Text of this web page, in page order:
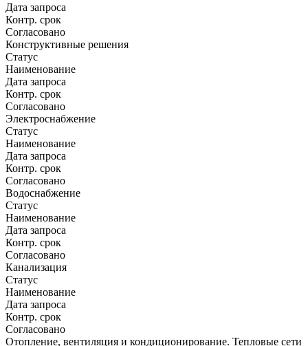
Дата запроса
Контр. срок
Согласовано
Конструктивные решения
Статус
Наименование
Дата запроса
Контр. срок
Согласовано
Электроснабжение
Статус
Наименование
Дата запроса
Контр. срок
Согласовано
Водоснабжение
Статус
Наименование
Дата запроса
Контр. срок
Согласовано
Канализация
Статус
Наименование
Дата запроса
Контр. срок
Согласовано
Отопление, вентиляция и кондиционирование. Тепловые сети